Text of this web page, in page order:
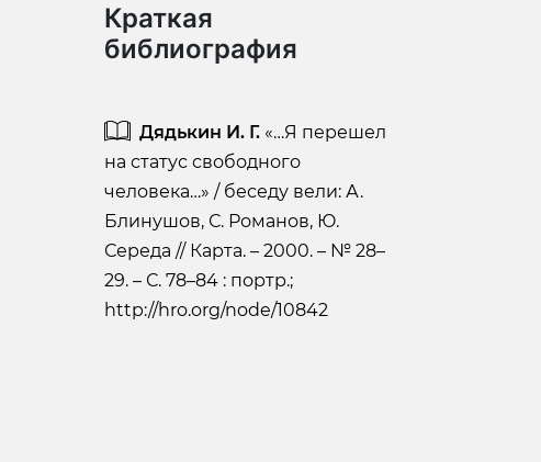
Краткая
библиография
Дядькин И. Г. «…Я перешел
на статус свободного
человека…» / беседу вели: А.
Блинушов, С. Романов, Ю.
Середа // Карта. – 2000. – № 28–
29. – С. 78–84 : портр.;
http://hro.org/node/10842